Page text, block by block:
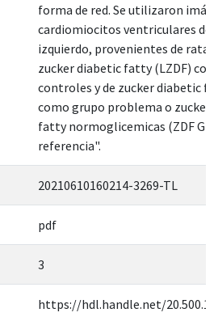
forma de red. Se utilizaron
cardiomiocitos ventriculares
izquierdo, provenientes de
zucker diabetic fatty (LZDF)
controles y de zucker diabetic
como grupo problema o zucker
fatty normoglicemicas (ZDF
referencia".
20210610160214-3269-TL
pdf
3
https://hdl.handle.net/